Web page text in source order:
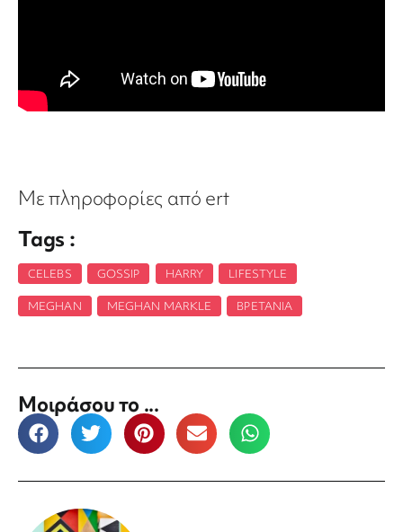
Με πληροφορίες από ert
Tags :
CELEBS GOSSIP HARRY LIFESTYLE
MEGHAN MEGHAN MARKLE ΒΡΕΤΑΝΊΑ
Μοιράσου το ...